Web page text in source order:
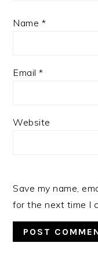
Name *
Email*
Website
Save my name,
for the next time I